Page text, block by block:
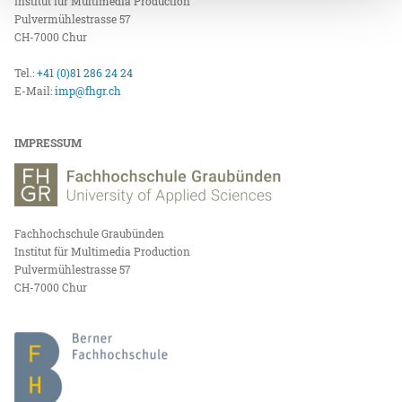
Pulvermühlestrasse 57
CH-7000 Chur
Tel.:+41 (0)81 286 24 24
E-Mail:imp@fhgr.ch
IMPRESSUM
Fachhochschule Graubünden
Institut für Multimedia Production
Pulvermühlestrasse 57
CH-7000 Chur